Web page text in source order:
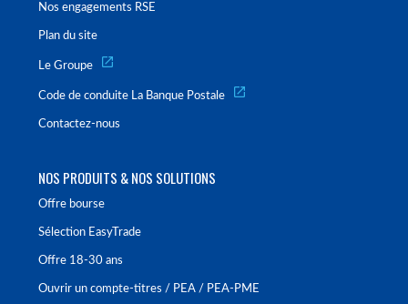
Nos engagements RSE
Plan du site
Le Groupe
Code de conduite La Banque Postale
Contactez-nous
NOS PRODUITS & NOS SOLUTIONS
Offre bourse
Sélection EasyTrade
Offre 18-30 ans
Ouvrir un compte-titres / PEA / PEA-PME